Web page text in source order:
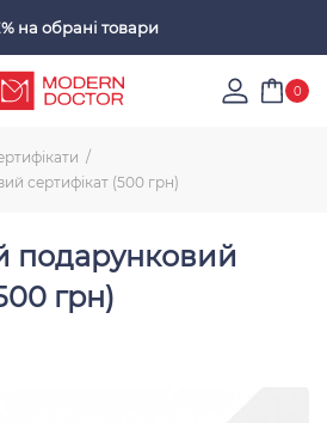
на обрані товари
0
сертифікат (500 грн)
подарунковий
грн)